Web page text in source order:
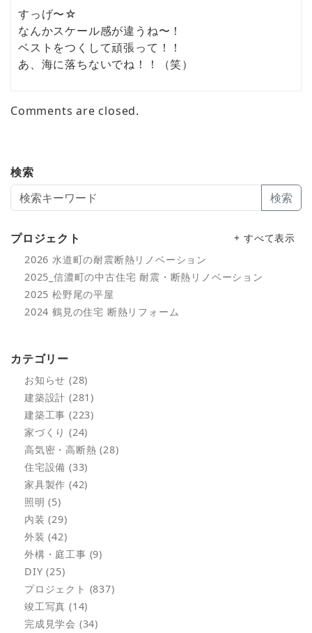
すっげ〜☆
なんかスケール感が違うね〜！
ベストをつくして頑張って！！
あ、海に落ちないでね！！（笑）
Comments are closed.
検索
検索
プロジェクト
+ すべて表示
2026 水道町の耐震断熱リノベーション
2025_信濃町の中古住宅 耐震・断熱リノベーション
2025 松野尾の平屋
2024 鶴見の住宅 断熱リフォーム
カテゴリー
お知らせ (28)
建築設計 (281)
建築工事 (223)
家づくり (24)
高気密・高断熱 (28)
住宅設備 (33)
家具製作 (42)
照明 (5)
内装 (29)
外装 (42)
外構・庭工事 (9)
DIY (25)
プロジェクト (837)
竣工写真 (14)
完成見学会 (34)